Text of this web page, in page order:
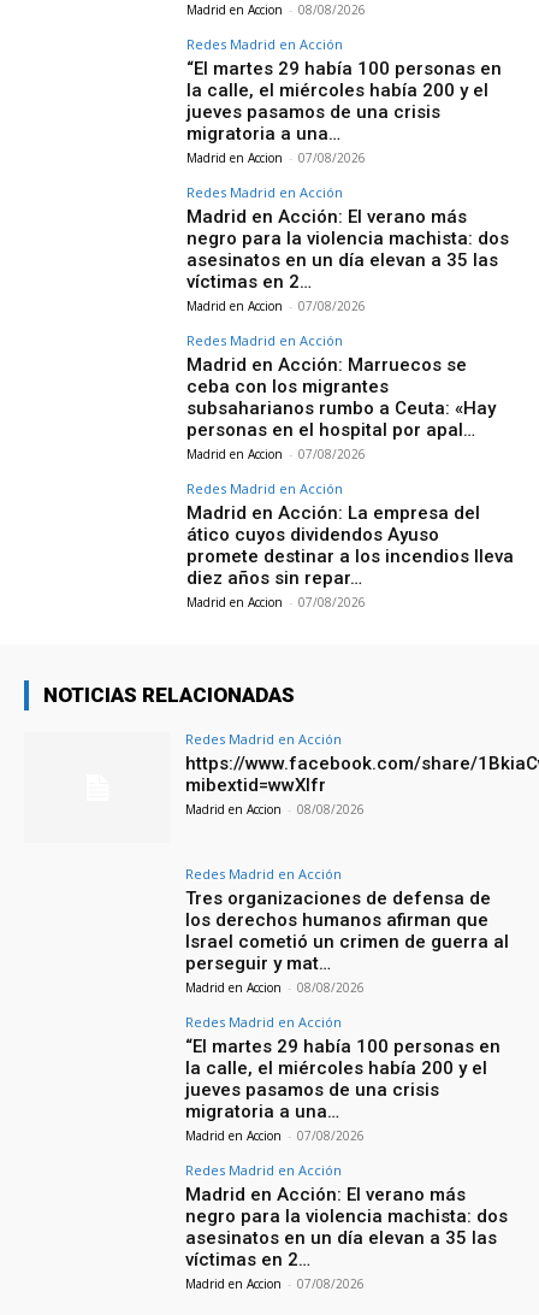
Madrid en Accion - 08/08/2026
Redes Madrid en Acción
“El martes 29 había 100 personas en
la calle, el miércoles había 200 y el
jueves pasamos de una crisis
migratoria a una…
Madrid en Accion - 07/08/2026
Redes Madrid en Acción
Madrid en Acción: El verano más
negro para la violencia machista: dos
asesinatos en un día elevan a 35 las
víctimas en 2…
Madrid en Accion - 07/08/2026
Redes Madrid en Acción
Madrid en Acción: Marruecos se
ceba con los migrantes
subsaharianos rumbo a Ceuta: «Hay
personas en el hospital por apal…
Madrid en Accion - 07/08/2026
Redes Madrid en Acción
Madrid en Acción: La empresa del
ático cuyos dividendos Ayuso
promete destinar a los incendios lleva
diez años sin repar…
Madrid en Accion - 07/08/2026
NOTICIAS RELACIONADAS
Redes Madrid en Acción
https://www.facebook.com/share/
mibextid=wwXIfr
Madrid en Accion - 08/08/2026
Redes Madrid en Acción
Tres organizaciones de defensa de
los derechos humanos afirman que
Israel cometió un crimen de guerra al
perseguir y mat…
Madrid en Accion - 08/08/2026
Redes Madrid en Acción
“El martes 29 había 100 personas en
la calle, el miércoles había 200 y el
jueves pasamos de una crisis
migratoria a una…
Madrid en Accion - 07/08/2026
Redes Madrid en Acción
Madrid en Acción: El verano más
negro para la violencia machista: dos
asesinatos en un día elevan a 35 las
víctimas en 2…
Madrid en Accion - 07/08/2026